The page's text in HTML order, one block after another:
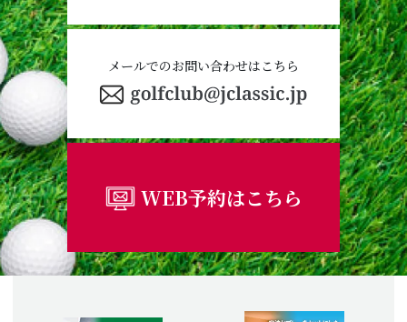
メールでのお問い合わせはこちら
WEB予約はこちら